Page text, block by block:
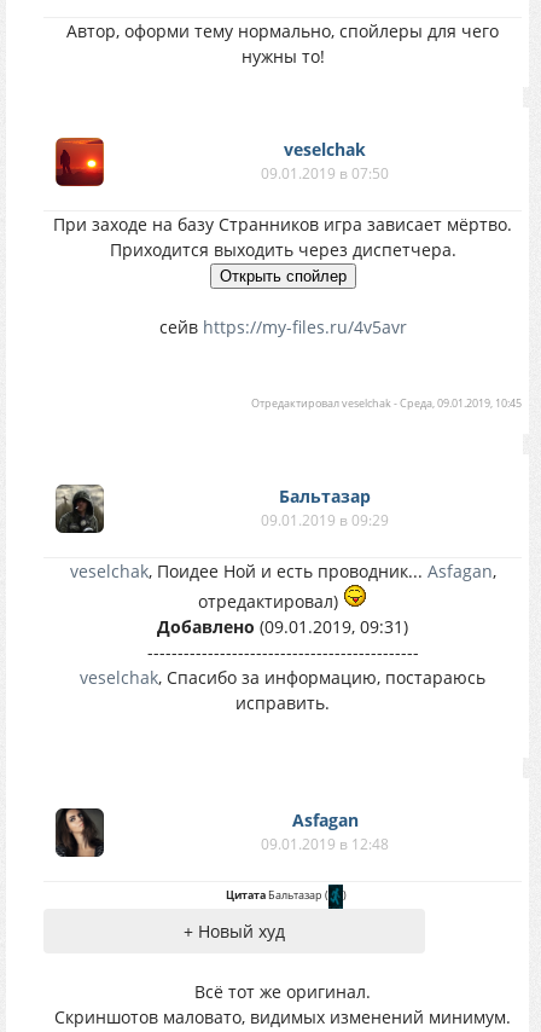
Автор, оформи тему нормально, спойлеры для чего
нужны то!
veselchak
09.01.2019 в 07:50
При заходе на базу Странников игра зависает мёртво.
Приходится выходить через диспетчера.
сейв https://my-files.ru/4v5avr
Отредактировалveselchak-Среда, 09.01.2019, 10:45
Бальтазар
09.01.2019 в 09:29
veselchak, Поидее Ной и есть проводник... Asfagan,
отредактировал)
Добавлено (09.01.2019, 09:31)
---------------------------------------------
veselchak, Спасибо за информацию, постараюсь
исправить.
Asfagan
09.01.2019 в 12:48
ЦитатаБальтазар ( )
+ Новый худ
Всё тот же оригинал.
Скриншотов маловато, видимых изменений минимум.